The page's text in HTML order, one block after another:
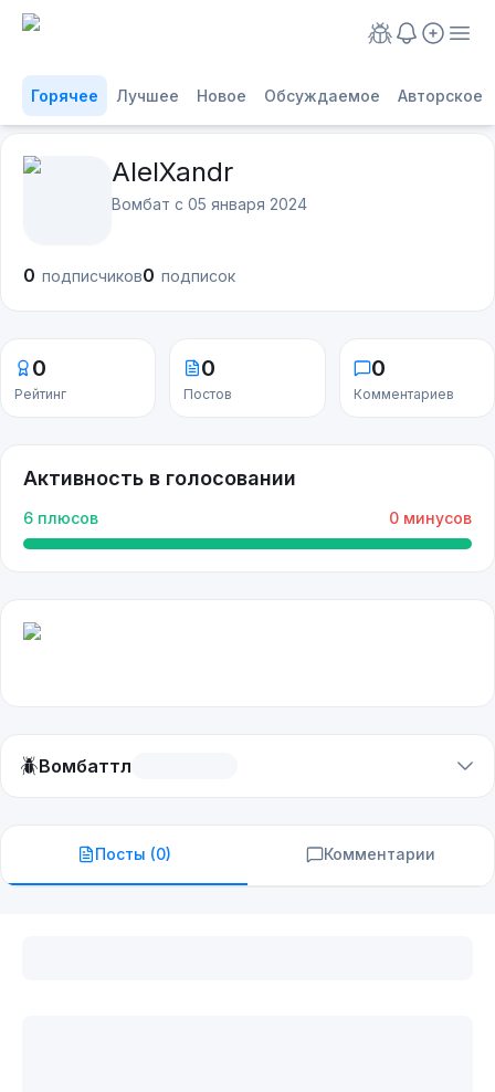
Горячее Лучшее Новое Обсуждаемое Авторское
AlelXandr
Вомбат с 05 января 2024
0 подписчиков0 подписок
0
Рейтинг
0
Постов
0
Комментариев
Активность в голосовании
6 плюсов 0 минусов
🪲Вомбаттл
Посты (0) Комментарии